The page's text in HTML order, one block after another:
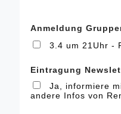
Anmeldung
3.4 um 21Uhr -
Eintragung
Ja, informiere
andere Infos von